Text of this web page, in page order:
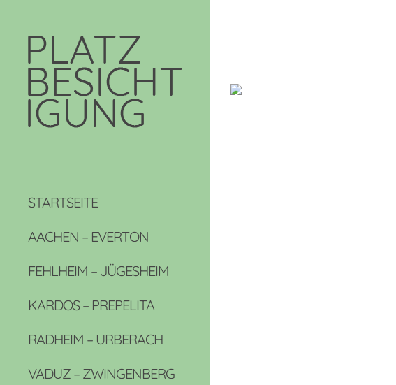
STARTSEITE
AACHEN – EVERTON
FEHLHEIM – JÜGESHEIM
KARDOS – PREPELITA
RADHEIM – URBERACH
VADUZ – ZWINGENBERG